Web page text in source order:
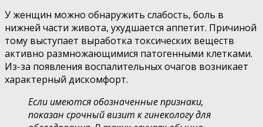
У женщин можно обнаружить слабость, боль в
нижней части живота, ухудшается аппетит. Причиной
тому выступает выработка токсических веществ
активно размножающимися патогенными клетками.
Из-за появления воспалительных очагов возникает
характерный дискомфорт.
Если имеются обозначенные признаки,
показан срочный визит к гинекологу для